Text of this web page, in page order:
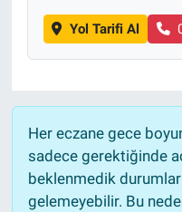
Yol Tarifi Al
Her eczane gece
sadece gerektiğinde
beklenmedik
gelemeyebilir. Bu